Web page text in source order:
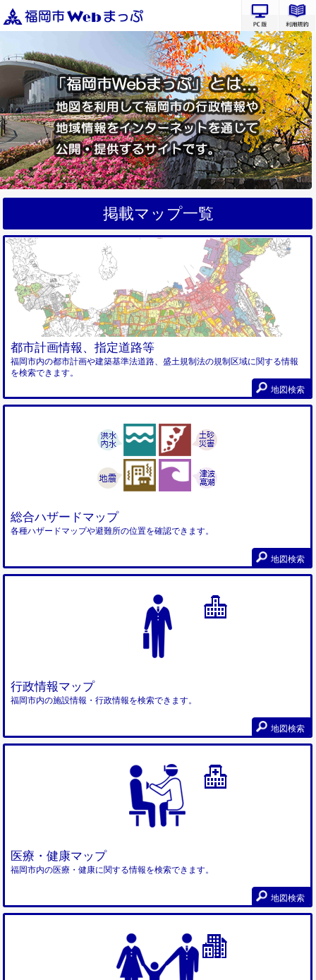
PC版サ
掲載マップ一覧
都市計画情報、指定道路等
福岡市内の都市計画や建築基準法道路、盛土規制法の規制区域に関する情報
を検索できます。
地図検索
総合ハザードマップ
各種ハザードマップや避難所の位置を確認できます。
地図検索
行政情報マップ
福岡市内の施設情報・行政情報を検索できます。
地図検索
医療・健康マップ
福岡市内の医療・健康に関する情報を検索できます。
地図検索